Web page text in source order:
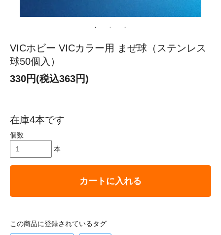
VICホビー VICカラー用 まぜ球（ステンレス
球50個入）
330円(税込363円)
在庫4本です
個数
本
カートに入れる
この商品に登録されているタグ